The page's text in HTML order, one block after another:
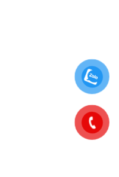
MẠI VÀ ĐẦU TƯ
KĐT Eco Garden, Đường